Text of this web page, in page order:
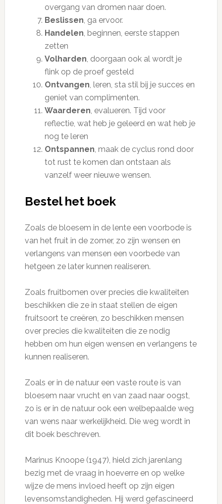
overgang van dromen naar doen.
Beslissen , ga ervoor.
Handelen , beginnen, eerste stappen
zetten
Volharden , doorgaan ook al wordt je
flink op de proef gesteld
Ontvangen , leren, sta stil bij je succes en
geniet van complimenten.
Waarderen , evalueren. Tijd voor
reflectie, wat heb je geleerd en wat heb je
nog te leren
Ontspannen , maak de cyclus rond door
tot rust te komen dan ontstaan als
vanzelf weer nieuwe wensen.
Bestel het boek
Zoals de bloesem in de lente een voorbode is
van het fruit in de zomer, zo zijn wensen en
verlangens van mensen een voorbede van
hetgeen ze later kunnen realiseren.
Zoals fruitbomen over precies die kwaliteiten
beschikken die ze in staat stellen de eigen
fruitsoort te creëren, zo beschikken mensen
over precies die kwaliteiten die ze nodig
hebben om hun eigen wensen en verlangens te
kunnen realiseren.
Zoals er in de natuur een vaste route is van
bloesem naar vrucht en van zaad naar oogst,
zo is er in de natuur ook een welbepaalde weg
van wens naar werkelijkheid. Die weg wordt in
dit boek beschreven.
Marinus Knoope (1947), hield zich jarenlang
bezig met de vraag in hoeverre en op welke
wijze de mens invloed heeft op zijn eigen
levensomstandigheden. Hij werd gefascineerd